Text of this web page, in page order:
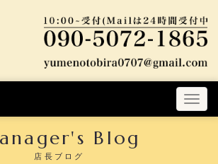
T
o
Blog
店長ブログ